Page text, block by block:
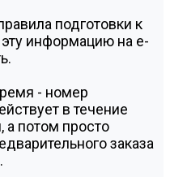
подготовки к
информацию на e-
- номер
в течение
потом просто
заказа